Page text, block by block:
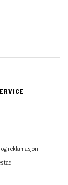
reklamasjon